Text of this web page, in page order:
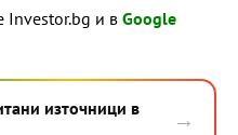
Investor.bg и в Google
източници в
→